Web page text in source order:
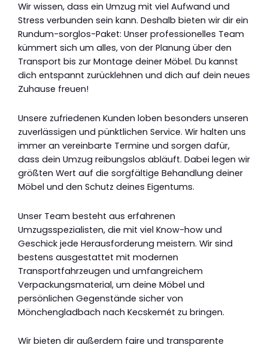
Wir wissen, dass ein Umzug mit viel Aufwand und
Stress verbunden sein kann. Deshalb bieten wir dir ein
Rundum-sorglos-Paket: Unser professionelles Team
kümmert sich um alles, von der Planung über den
Transport bis zur Montage deiner Möbel. Du kannst
dich entspannt zurücklehnen und dich auf dein neues
Zuhause freuen!
Unsere zufriedenen Kunden loben besonders unseren
zuverlässigen und pünktlichen Service. Wir halten uns
immer an vereinbarte Termine und sorgen dafür,
dass dein Umzug reibungslos abläuft. Dabei legen wir
größten Wert auf die sorgfältige Behandlung deiner
Möbel und den Schutz deines Eigentums.
Unser Team besteht aus erfahrenen
Umzugsspezialisten, die mit viel Know-how und
Geschick jede Herausforderung meistern. Wir sind
bestens ausgestattet mit modernen
Transportfahrzeugen und umfangreichem
Verpackungsmaterial, um deine Möbel und
persönlichen Gegenstände sicher von
Mönchengladbach nach Kecskemét zu bringen.
Wir bieten dir außerdem faire und transparente